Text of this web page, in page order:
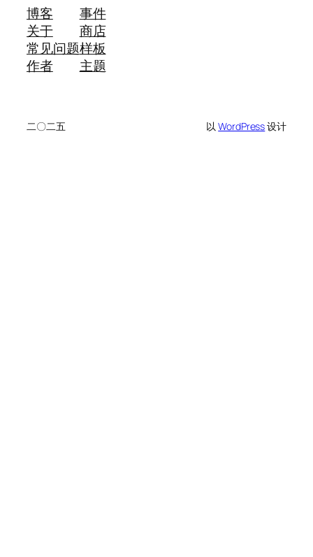
博客
关于
常见问题
作者
事件
商店
样板
主题
二〇二五 以WordPress设计